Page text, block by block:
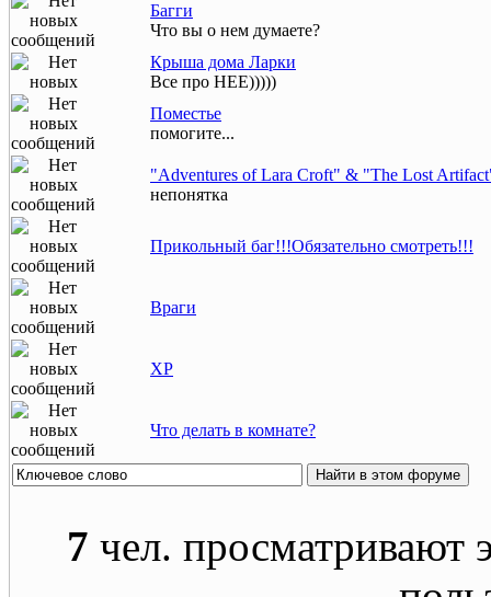
Багги
Что вы о нем думаете?
Крыша дома Ларки
Все про НЕЕ)))))
Поместье
помогите...
"Adventures of Lara Croft" & "The Lost
непонятка
Прикольный баг!!!Обязательно смотреть!!!
Враги
XP
Что делать в комнате?
7 чел. просматривают